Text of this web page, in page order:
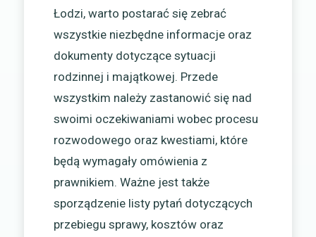
Łodzi, warto postarać się zebrać
wszystkie niezbędne informacje oraz
dokumenty dotyczące sytuacji
rodzinnej i majątkowej. Przede
wszystkim należy zastanowić się nad
swoimi oczekiwaniami wobec procesu
rozwodowego oraz kwestiami, które
będą wymagały omówienia z
prawnikiem. Ważne jest także
sporządzenie listy pytań dotyczących
przebiegu sprawy, kosztów oraz